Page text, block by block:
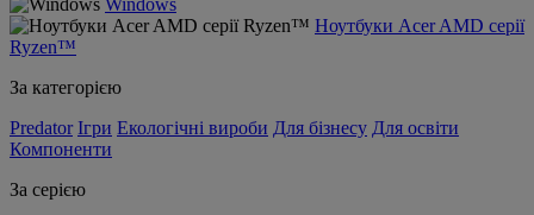
Windows
Ноутбуки Acer AMD серії
Ryzen™
За категорією
Predator Ігри Екологічні вироби Для бізнесу Для освіти
Компоненти
За серією